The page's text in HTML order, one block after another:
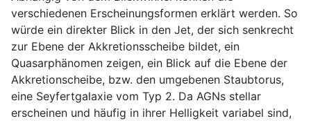
verschiedenen Erscheinungsformen erklärt werden. So
würde ein direkter Blick in den Jet, der sich senkrecht
zur Ebene der Akkretionsscheibe bildet, ein
Quasarphänomen zeigen, ein Blick auf die Ebene der
Akkretionscheibe, bzw. den umgebenen Staubtorus,
eine Seyfertgalaxie vom Typ 2. Da AGNs stellar
erscheinen und häufig in ihrer Helligkeit variabel sind,